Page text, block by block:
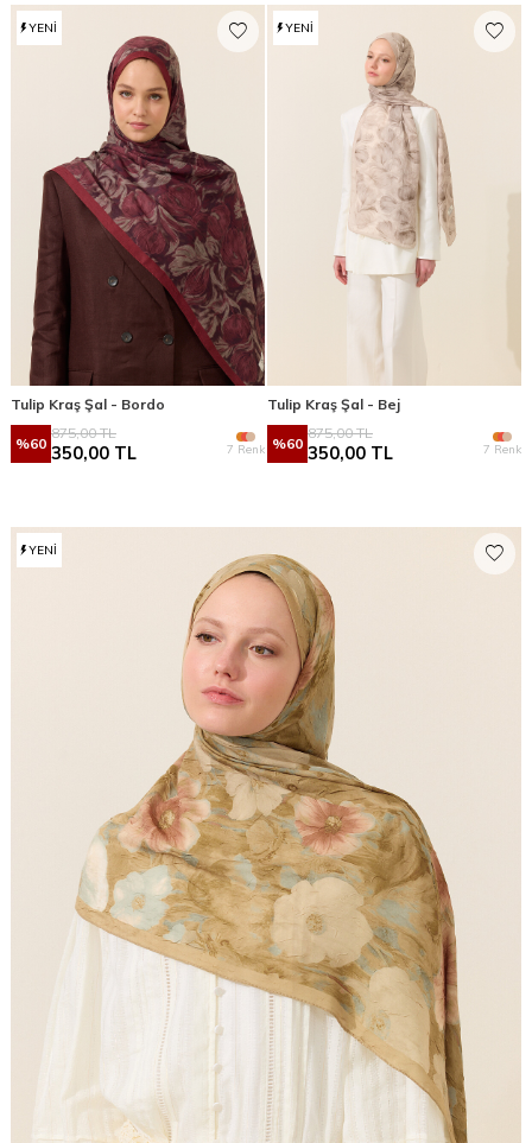
YENI
Tulip Kraş Şal - Bordo
%60
875,00TL
350,00 TL 7 Renk
YENI
Tulip Kraş Şal - Bej
%60
875,00TL
350,00 TL 7 Renk
YENI